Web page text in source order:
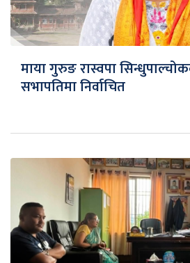
माया गुरुङ रास्वपा
सभापतिमा निर्वाचित